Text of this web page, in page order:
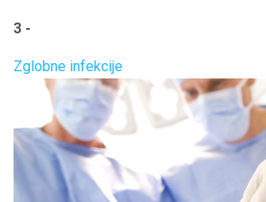
3 -
Zglobne infekcije